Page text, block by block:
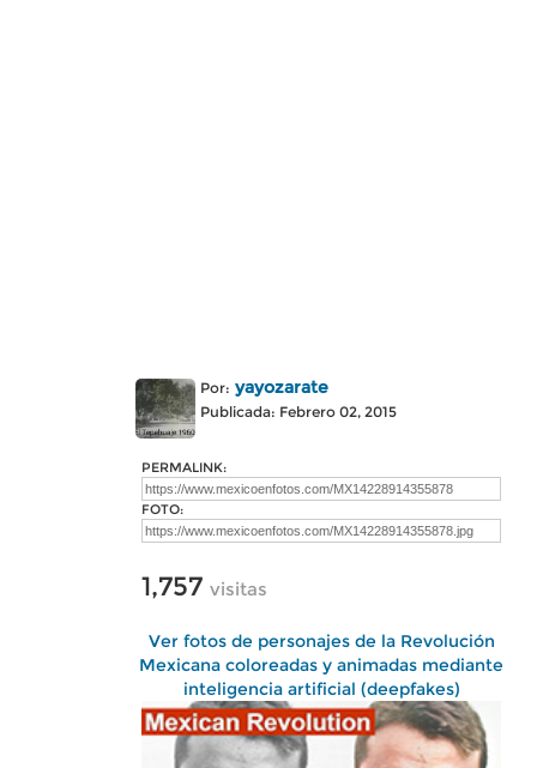
Por: yayozarate
Publicada: Febrero 02, 2015
PERMALINK:
FOTO:
1,757 visitas
Ver fotos de personajes de la Revolución
Mexicana coloreadas y animadas mediante
inteligencia artificial (deepfakes)